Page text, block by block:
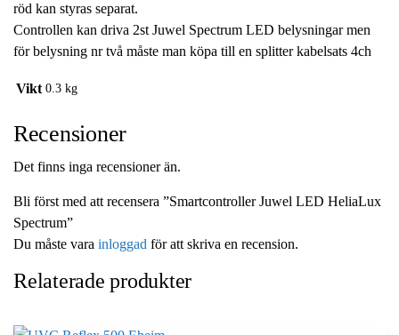
röd kan styras separat.
Controllen kan driva 2st Juwel Spectrum LED belysningar men
för belysning nr två måste man köpa till en splitter kabelsats 4ch
Vikt 0.3 kg
Recensioner
Det finns inga recensioner än.
Bli först med att recensera ”Smartcontroller Juwel LED HeliaLux
Spectrum”
Du måste vara inloggad för att skriva en recension.
Relaterade produkter